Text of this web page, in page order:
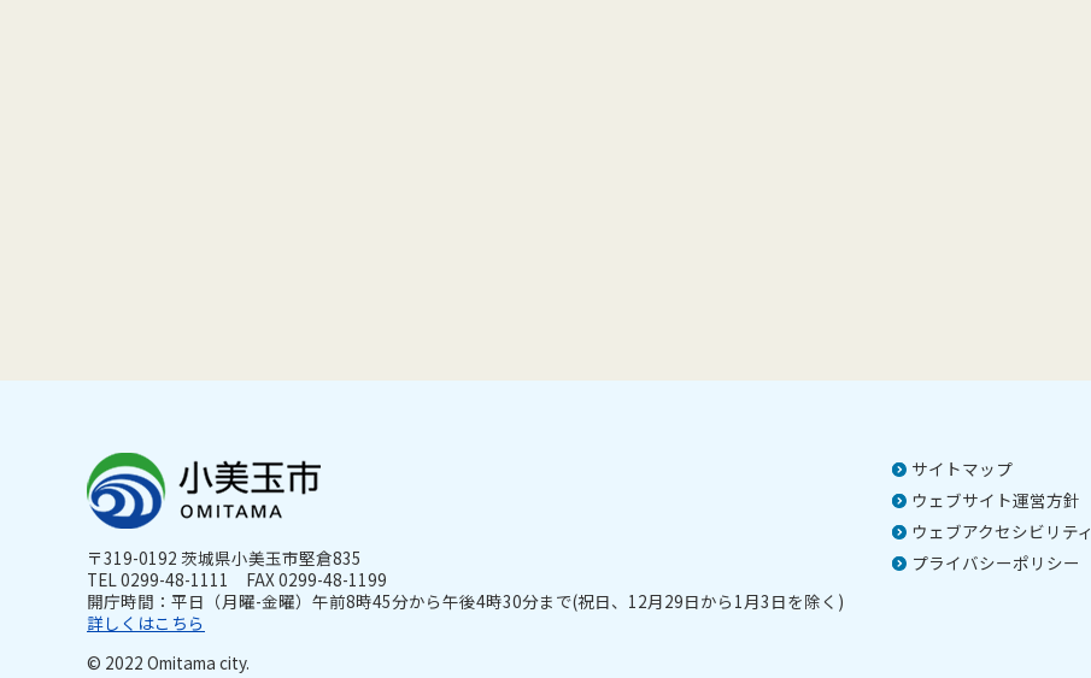
サイトマップ
ウェブサイト運営方針
ウェブアクセシビリティ
プライバシーポリシー
〒319-0192 茨城県小美玉市堅倉835
TEL 0299-48-1111 FAX 0299-48-1199
開庁時間：平日（月曜-金曜）午前8時45分から午後4時30分まで(祝日、12月29日から1月3日を除く)
詳しくはこちら
© 2022 Omitama city.